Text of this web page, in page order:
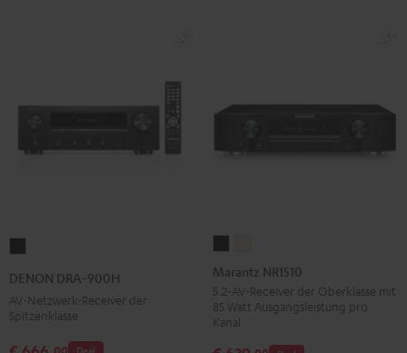
Schwarz
DENON DRA-900H
AV-Netzwerk-Receiver der
Spitzenklasse
Deal
00
NR1510
Schwarz
NR1510
Silber-
Gold
Marantz NR1510
5.2-AV-Receiver der Oberklasse mit
85 Watt Ausgangsleistung pro
Kanal